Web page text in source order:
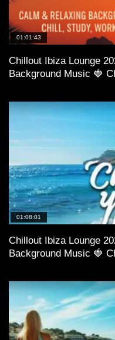
01:01:43
Chillout Ibiza Lounge
Background Music 🍓
01:08:01
Chillout Ibiza Lounge
Background Music 🍓